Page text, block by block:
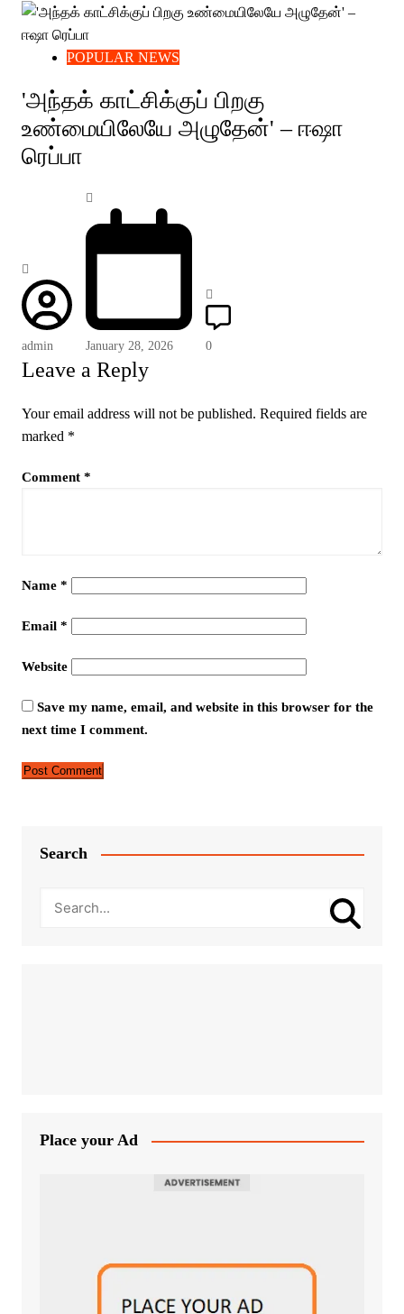
POPULAR NEWS
'அந்தக் காட்சிக்குப் பிறகு
உண்மையிலேயே அழுதேன்' – ஈஷா
ரெப்பா
admin January 28, 2026 0
Leave a Reply
Your email address will not be published. Required fields are
marked *
Comment *
Name *
Email *
Website
Save my name, email, and website in this browser for the
next time I comment.
Search
Place your Ad